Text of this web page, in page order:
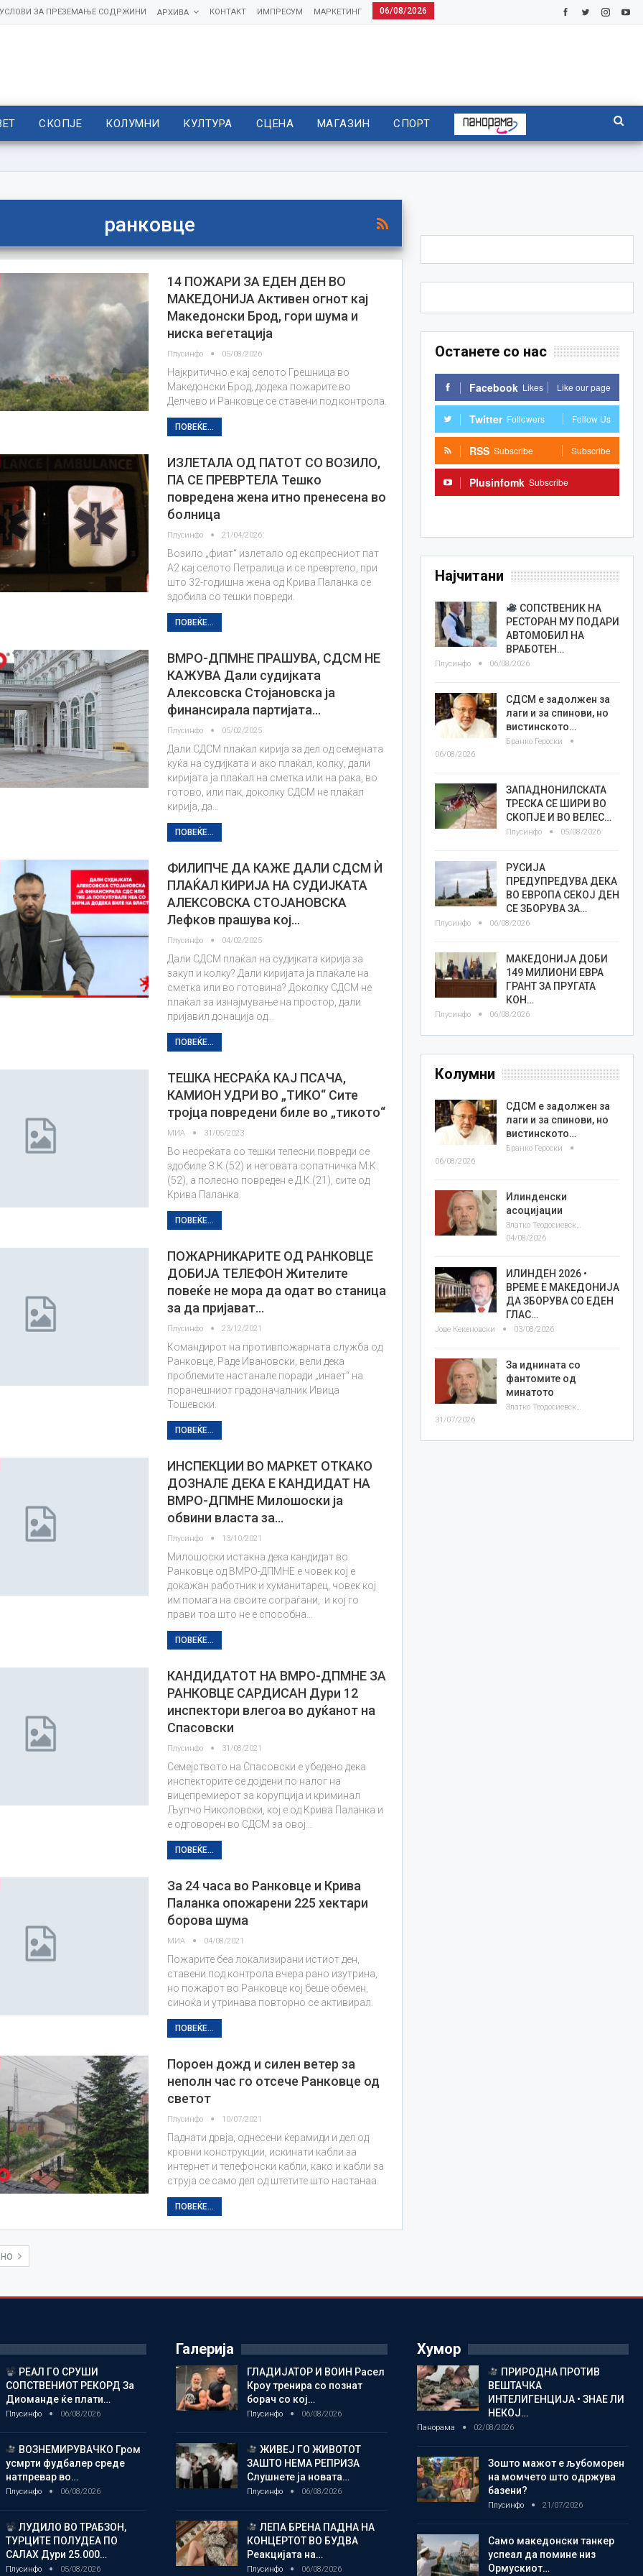
06/08/2026
МАРКЕТИНГ
ИМПРЕСУМ
КОНТАКТ
АРХИВА
УСЛОВИ ЗА ПРЕЗЕМАЊЕ СОДРЖИНИ
СКОПЈЕ КОЛУМНИ КУЛТУРА СЦЕНА МАГАЗИН СПОРТ
ранковце
14 ПОЖАРИ ЗА ЕДЕН ДЕН ВО
МАКЕДОНИЈА Активен огнот кај
Македонски Брод, гори шума и
ниска вегетација
Плусинфо 05/08/2026
Најкритично е кај селото Грешница во
Македонски Брод, додека пожарите во
Делчево и Ранковце се ставени под контрола.
ПОВЕЌЕ...
ИЗЛЕТАЛА ОД ПАТОТ СО ВОЗИЛО,
ПА СЕ ПРЕВРТЕЛА Тешко
повредена жена итно пренесена во
болница
Плусинфо 21/04/2026
Возило „фиат“ излетало од експресниот пат
А2 кај селото Петралица и се превртело, при
што 32-годишна жена од Крива Паланка се
здобила со тешки повреди.
ПОВЕЌЕ...
ВМРО-ДПМНЕ ПРАШУВА, СДСМ НЕ
КАЖУВА Дали судијката
Алексовска Стојановска ја
финансирала партијата…
Плусинфо 05/02/2025
Дали СДСМ плаќал кирија за дел од семејната
куќа на судијката и ако плаќал, колку, дали
киријата ја плаќал на сметка или на рака, во
готово, или пак, доколку СДСМ не плаќал
кирија, да…
ПОВЕЌЕ...
ФИЛИПЧЕ ДА КАЖЕ ДАЛИ СДСМ Ѝ
ПЛАЌАЛ КИРИЈА НА СУДИЈКАТА
АЛЕКСОВСКА СТОЈАНОВСКА
Лефков прашува кој…
Плусинфо 04/02/2025
Дали СДСМ плаќал на судијката кирија за
закуп и колку? Дали киријата ја плаќале на
сметка или во готовина? Доколку СДСМ не
плаќал за изнајмување на простор, дали
пријавил донација од…
ПОВЕЌЕ...
ТЕШКА НЕСРАЌА КАЈ ПСАЧА,
КАМИОН УДРИ ВО „ТИКО“ Сите
тројца повредени биле во „тикото“
МИА 31/05/2023
Во несреќата со тешки телесни повреди се
здобиле З.К.(52) и неговата сопатничка М.К.
(52), а полесно повреден е Д.К.(21), сите од
Крива Паланка.
ПОВЕЌЕ...
ПОЖАРНИКАРИТЕ ОД РАНКОВЦЕ
ДОБИЈА ТЕЛЕФОН Жителите
повеќе не мора да одат во станица
за да пријават…
Плусинфо 23/12/2021
Командирот на противпожарната служба од
Ранковце, Раде Ивановски, вели дека
проблемите настанале поради „инает“ на
поранешниот градоначалник Ивица
Тошевски.
ПОВЕЌЕ...
ИНСПЕКЦИИ ВО МАРКЕТ ОТКАКО
ДОЗНАЛЕ ДЕКА Е КАНДИДАТ НА
ВМРО-ДПМНЕ Милошоски ја
обвини власта за…
Плусинфо 13/10/2021
Милошоски истакна дека кандидат во
Ранковце од ВМРО-ДПМНЕ е човек кој е
докажан работник и хуманитарец, човек кој
им помага на своите сограѓани, и кој го
прави тоа што не е способна…
ПОВЕЌЕ...
КАНДИДАТОТ НА ВМРО-ДПМНЕ ЗА
РАНКОВЦЕ САРДИСАН Дури 12
инспектори влегоа во дуќанот на
Спасовски
Плусинфо 31/08/2021
Семејството на Спасовски е убедено дека
инспекторите се дојдени по налог на
вицепремиерот за корупција и криминал
Љупчо Николовски, кој е од Крива Паланка и
е одговорен во СДСМ за овој…
ПОВЕЌЕ...
За 24 часа во Ранковце и Крива
Паланка опожарени 225 хектари
борова шума
МИА 04/08/2021
Пожарите беа локализирани истиот ден,
ставени под контрола вчера рано изутрина,
но пожарот во Ранковце кој беше обемен,
синоќа и утринава повторно се активирал.
ПОВЕЌЕ...
Пороен дожд и силен ветер за
неполн час го отсече Ранковце од
светот
Плусинфо 10/07/2021
Паднати дрвја, однесени ќерамиди и дел од
кровни конструкции, искинати кабли за
интернет и телефонски кабли, како и кабли за
струја се само дел од штетите што настанаа.
ПОВЕЌЕ...
Останете со нас
Facebook Likes Like our page
Twitter Followers Follow Us
RSS Subscribe Subscribe
Plusinfomk Subscribe
Најчитани
СОПСТВЕНИК НА
РЕСТОРАН МУ ПОДАРИ
АВТОМОБИЛ НА
ВРАБОТЕН…
Плусинфо 06/08/2026
СДСМ е задолжен за
лаги и за спинови, но
вистинското…
Бранко Героски
06/08/2026
ЗАПАДНОНИЛСКАТА
ТРЕСКА СЕ ШИРИ ВО
СКОПЈЕ И ВО ВЕЛЕС…
Плусинфо 05/08/2026
РУСИЈА
ПРЕДУПРЕДУВА ДЕКА
ВО ЕВРОПА СЕКОЈ ДЕН
СЕ ЗБОРУВА ЗА…
Плусинфо 06/08/2026
МАКЕДОНИЈА ДОБИ
149 МИЛИОНИ ЕВРА
ГРАНТ ЗА ПРУГАТА
КОН…
Плусинфо 06/08/2026
Колумни
СДСМ е задолжен за
лаги и за спинови, но
вистинското…
Бранко Героски
06/08/2026
Илинденски
асоцијации
Златко Теодосиевски
04/08/2026
ИЛИНДЕН 2026 •
ВРЕМЕ Е МАКЕДОНИЈА
ДА ЗБОРУВА СО ЕДЕН
ГЛАС…
Јове Кекеновски 03/08/2026
За иднината со
фантомите од
минатото
Златко Теодосиевски
31/07/2026
РЕАЛ ГО СРУШИ
СОПСТВЕНИОТ РЕКОРД За
Диоманде ќе плати…
Плусинфо 06/08/2026
ВОЗНЕМИРУВАЧКО Гром
усмрти фудбалер среде
натпревар во…
Плусинфо 06/08/2026
ЛУДИЛО ВО ТРАБЗОН,
ТУРЦИТЕ ПОЛУДЕА ПО
САЛАХ Дури 25.000…
Плусинфо 05/08/2026
Галерија
ГЛАДИЈАТОР И ВОИН Расел
Кроу тренира со познат
борач со кој…
Плусинфо 06/08/2026
ЖИВЕЈ ГО ЖИВОТОТ
ЗАШТО НЕМА РЕПРИЗА
Слушнете ја новата…
Плусинфо 06/08/2026
ЛЕПА БРЕНА ПАДНА НА
КОНЦЕРТОТ ВО БУДВА
Реакцијата на…
Плусинфо 06/08/2026
Хумор
ПРИРОДНА ПРОТИВ
ВЕШТАЧКА
ИНТЕЛИГЕНЦИЈА • ЗНАЕ ЛИ
НЕКОЈ…
Панорама 02/08/2026
Зошто мажот е љубоморен
на момчето што одржува
базени?
Плусинфо 21/07/2026
Само македонски танкер
успеал да помине низ
Ормускиот…